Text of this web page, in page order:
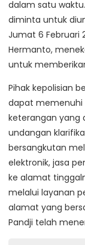
dalam satu
diminta untuk
Jumat 6 Februari
Hermanto,
untuk
Pihak kepolisian
dapat memenuhi
keterangan yang
undangan
bersangkutan
elektronik, jasa
ke alamat
melalui layanan
alamat yang
Pandji telah